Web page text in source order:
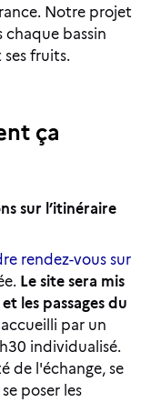
Notre projet
chaque bassin
fruits.
ça
sur l’itinéraire
rendez-vous sur
Le site sera mis
les passages du
par un
individualisé.
de l'échange, se
poser les